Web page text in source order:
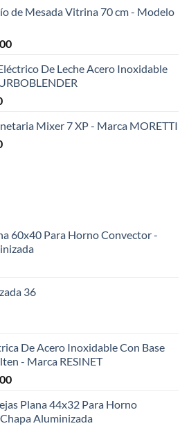
de Mesada Vitrina 70 cm - Modelo
De Leche Acero Inoxidable
Mixer 7 XP - Marca MORETTI
60x40 Para Horno Convector -
36
De Acero Inoxidable Con Base
- Marca RESINET
Plana 44x32 Para Horno
Aluminizada